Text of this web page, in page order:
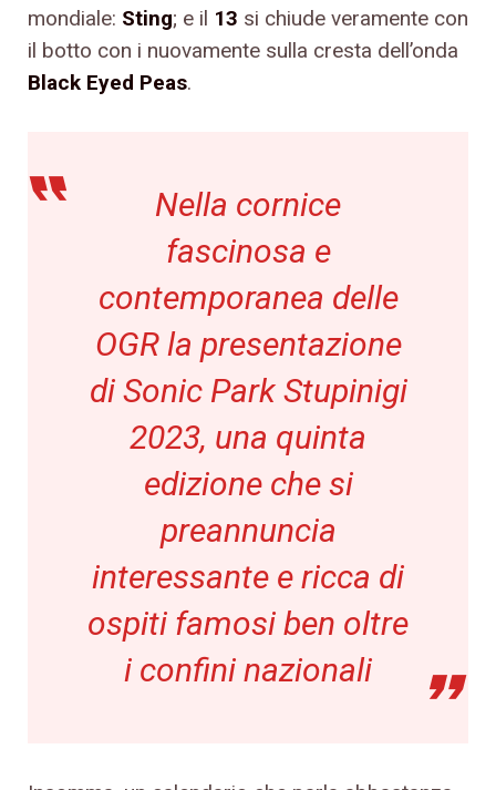
mondiale: Sting; e il 13 si chiude veramente con
il botto con i nuovamente sulla cresta dell’onda
Black Eyed Peas.
Nella cornice
fascinosa e
contemporanea delle
OGR la presentazione
di Sonic Park Stupinigi
2023, una quinta
edizione che si
preannuncia
interessante e ricca di
ospiti famosi ben oltre
i confini nazionali